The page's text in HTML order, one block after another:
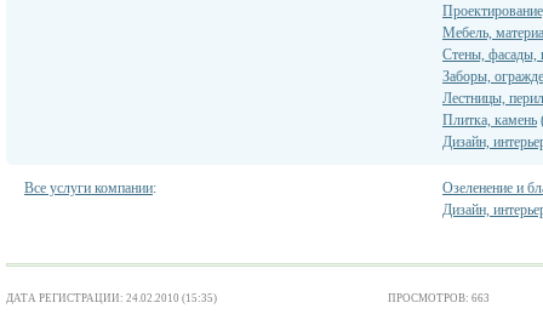
Мебель,
Стены, фасады,
Заборы,
Лестницы,
Плитка, камень
Дизайн,
Все услуги компании:
Озеленение и
Дизайн,
ДАТА РЕГИСТРАЦИИ: 24.02.2010 (15:35) ПРОСМОТРОВ: 663